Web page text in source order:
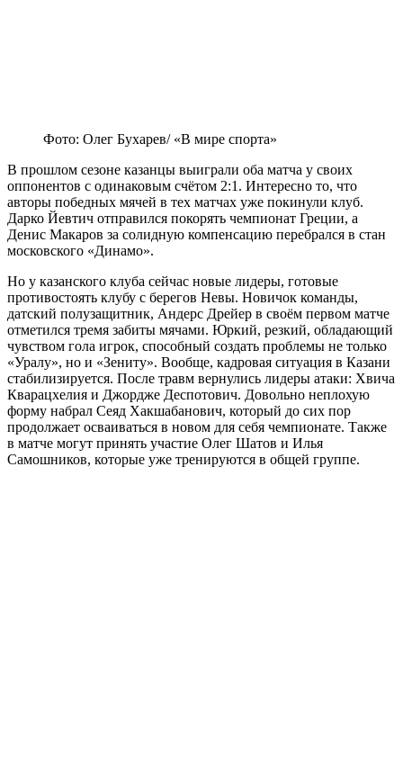
Фото: Олег Бухарев/ «В мире спорта»
В прошлом сезоне казанцы выиграли оба матча у своих
оппонентов с одинаковым счётом 2:1. Интересно то, что
авторы победных мячей в тех матчах уже покинули клуб.
Дарко Йевтич отправился покорять чемпионат Греции, а
Денис Макаров за солидную компенсацию перебрался в стан
московского «Динамо».
Но у казанского клуба сейчас новые лидеры, готовые
противостоять клубу с берегов Невы. Новичок команды,
датский полузащитник, Андерс Дрейер в своём первом матче
отметился тремя забиты мячами. Юркий, резкий, обладающий
чувством гола игрок, способный создать проблемы не только
«Уралу», но и «Зениту». Вообще, кадровая ситуация в Казани
стабилизируется. После травм вернулись лидеры атаки: Хвича
Кварацхелия и Джордже Деспотович. Довольно неплохую
форму набрал Сеяд Хакшабанович, который до сих пор
продолжает осваиваться в новом для себя чемпионате. Также
в матче могут принять участие Олег Шатов и Илья
Самошников, которые уже тренируются в общей группе.